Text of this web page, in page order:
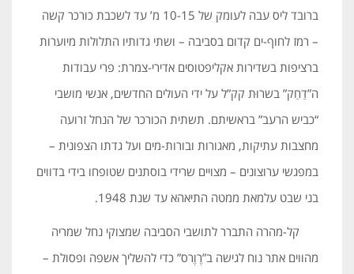
ברובד ליס עבה לעומק של 10-15 מ’ עד לשכבת כורכר קשה
– רמז לחוף-ים קדום בסביבה – ושתי גדותיו התלולות מיוערות
ברציפות בשדירות אקליפטוסים אדירי-צמרת: פרי עבודות
ה”דַחַק” בשרוּת קק”ל על ידי העולים החדשים, אנשי מושבי
“כביש הרעב” בראשיתם. תשתית הכורכר של הנחל זרועה
מחצבות עתיקות, מאגורות ובורות-מים ועל גדתו הצפונית –
במפגשי ערוצונים – מצויים שרידי בוסתנים שטופחו בידי בדווים
בני שבט עלמאת ממטה התיאהא עד שנת 1948.
קל-מהרה התברר לתושבי הסביבה שמצוקי נחל שמריה
מהווים אתר נוח לגישה ב”רֶוֶרס” כדי להשליך אשפה ופסולת –